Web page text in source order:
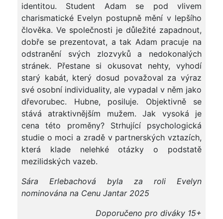
identitou. Student Adam se pod vlivem
charismatické Evelyn postupně mění v lepšího
člověka. Ve společnosti je důležité zapadnout,
dobře se prezentovat, a tak Adam pracuje na
odstranění svých zlozvyků a nedokonalých
stránek. Přestane si okusovat nehty, vyhodí
starý kabát, který dosud považoval za výraz
své osobní individuality, ale vypadal v něm jako
dřevorubec. Hubne, posiluje. Objektivně se
stává atraktivnějším mužem. Jak vysoká je
cena této proměny? Strhující psychologická
studie o moci a zradě v partnerských vztazích,
která klade nelehké otázky o podstatě
mezilidských vazeb.
Sára Erlebachová byla za roli Evelyn
nominována na Cenu Jantar 2025
Doporučeno pro diváky 15+